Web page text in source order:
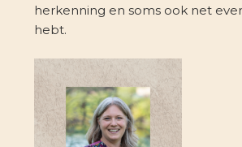
herkenning en soms ook net
hebt.